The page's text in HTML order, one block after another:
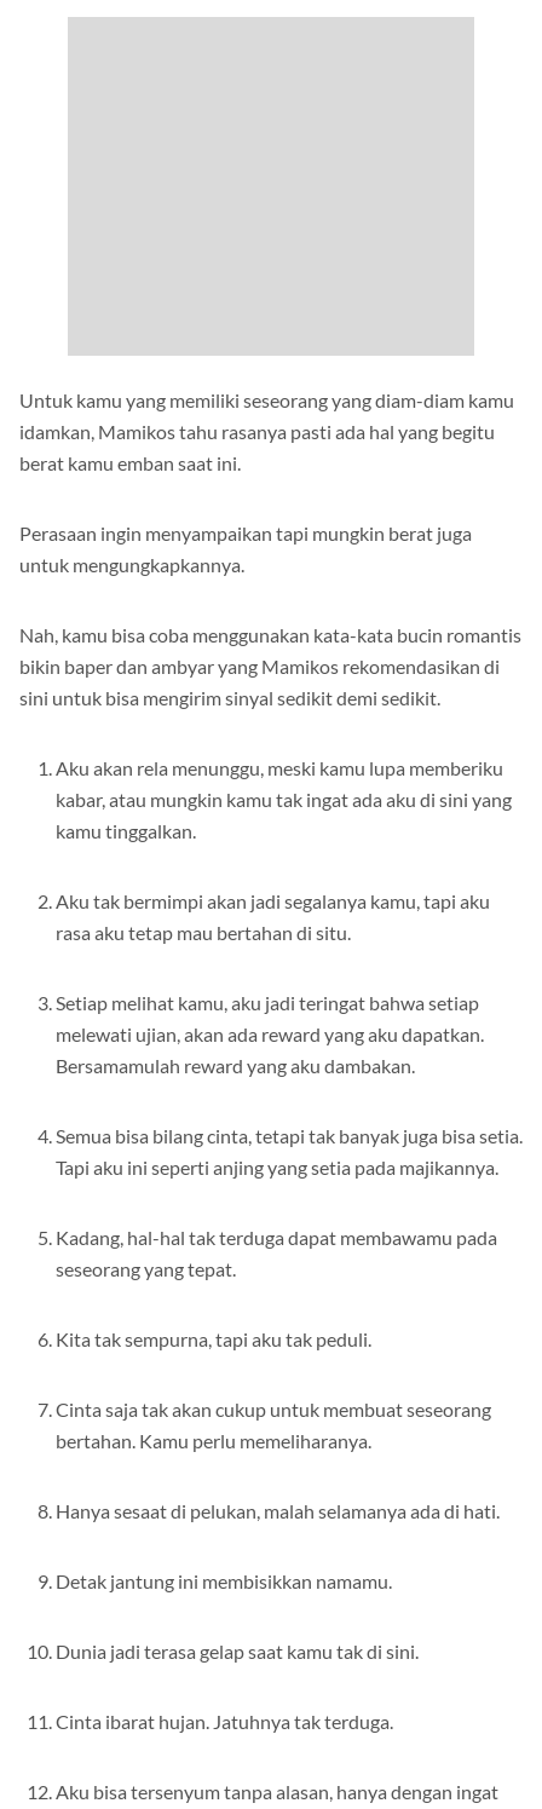
Untuk kamu yang memiliki seseorang yang diam-diam kamu
idamkan, Mamikos tahu rasanya pasti ada hal yang begitu
berat kamu emban saat ini.
Perasaan ingin menyampaikan tapi mungkin berat juga
untuk mengungkapkannya.
Nah, kamu bisa coba menggunakan kata-kata bucin romantis
bikin baper dan ambyar yang Mamikos rekomendasikan di
sini untuk bisa mengirim sinyal sedikit demi sedikit.
Aku akan rela menunggu, meski kamu lupa memberiku
kabar, atau mungkin kamu tak ingat ada aku di sini yang
kamu tinggalkan.
Aku tak bermimpi akan jadi segalanya kamu, tapi aku
rasa aku tetap mau bertahan di situ.
Setiap melihat kamu, aku jadi teringat bahwa setiap
melewati ujian, akan ada reward yang aku dapatkan.
Bersamamulah reward yang aku dambakan.
Semua bisa bilang cinta, tetapi tak banyak juga bisa setia.
Tapi aku ini seperti anjing yang setia pada majikannya.
Kadang, hal-hal tak terduga dapat membawamu pada
seseorang yang tepat.
Kita tak sempurna, tapi aku tak peduli.
Cinta saja tak akan cukup untuk membuat seseorang
bertahan. Kamu perlu memeliharanya.
Hanya sesaat di pelukan, malah selamanya ada di hati.
Detak jantung ini membisikkan namamu.
Dunia jadi terasa gelap saat kamu tak di sini.
Cinta ibarat hujan. Jatuhnya tak terduga.
Aku bisa tersenyum tanpa alasan, hanya dengan ingat